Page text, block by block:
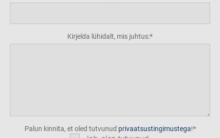
Kirjelda lühidalt, mis juhtus:
Palun kinnita, et oled tutvunud privaatsustingimustega!